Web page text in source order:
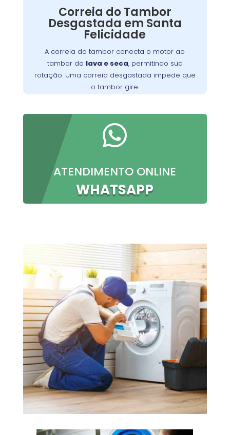
Correia do Tambor
Desgastada em Santa
Felicidade
A correia do tambor conecta o motor ao
tambor da lava e seca, permitindo sua
rotação. Uma correia desgastada impede que
o tambor gire.
Nossos técnicos podem diagnosticar e reparar
o problema, permitindo que você continue a
preparar suas refeições favoritas sem

ATENDIMENTO ONLINE
WHATSAPP